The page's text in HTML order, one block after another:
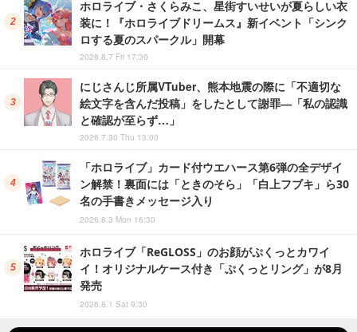
ホロライブ・さくらみこ、星街すいせいが夏らしい衣
装に！『ホロライブドリームス』新イベント「シンク
ロする夏のスパークル」開幕
2026.8.7 Fri 17:30
にじさんじ所属VTuber、熊本地震の際に「不適切な
絵文字を含んだ投稿」をしたとして謝罪―「私の認識
と確認が至らず…」
2026.7.30 Thu 13:00
「ホロライブ」カード付ウエハース第6弾の全デザイ
ン解禁！裏面には「ときのそら」「白上フブキ」ら30
名の手書きメッセージ入り
2026.8.3 Mon 16:30
ホロライブ「ReGLOSS」のお顔がぷくっとカワイ
イ！オリジナルケース付き「ぷくっとリング」が8月
発売
2026.8.1 Sat 9:30